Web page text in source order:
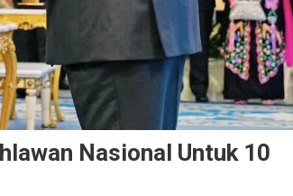
Nasional Untuk 10